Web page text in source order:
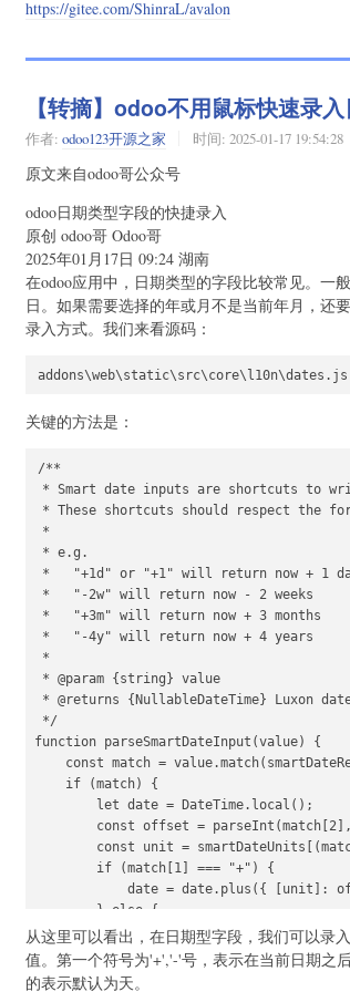
https://gitee.com/ShinraL/avalon
【转摘】odoo不用鼠标快速录
作者:odoo123开源之家 时间:2025-01-17 19:54:28
原文来自odoo哥公众号
odoo日期类型字段的快捷录入
原创 odoo哥 Odoo哥
2025年01月17日 09:24 湖南
在odoo应用中，日期类型的字段比较常见。一
日。如果需要选择的年或月不是当前年月，还
录入方式。我们来看源码：
关键的方法是：
/**
* Smart date inputs are shortcuts to
* These shortcuts should respect the
*
* e.g.
*   "+1d" or "+1" will return now + 1
*   "-2w" will return now - 2 weeks
*   "+3m" will return now + 3 months
*   "-4y" will return now + 4 years
*
* @param {string} value
* @returns {NullableDateTime} Luxon
*/
function parseSmartDateInput(value) {
const match =
    if (match) {
        let date = DateTime.local();
const offset =
const unit =
        if (match[1] === "+") {
date = date.plus({ [unit]:
        } else {
date = date.minus({ [unit]:
        }
        return date;
从这里可以看出，在日期型字段，我们可以录
值。第一个符号为'+','-'号，表示在当前日期之
的表示默认为天。